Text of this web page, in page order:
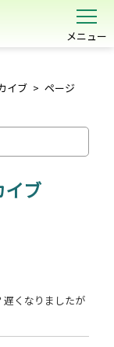
メニュー
イブ > ページ
イブ
遅くなりましたが